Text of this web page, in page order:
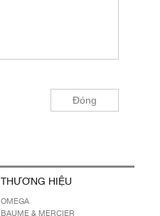
THƯƠNG HIỆU
OMEGA
BAUME & MERCIER